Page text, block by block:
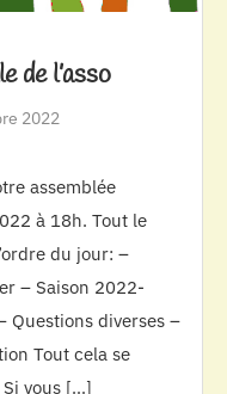
de l’asso
2022
assemblée
à 18h. Tout le
du jour: –
– Saison 2022-
Questions diverses –
Tout cela se
vous […]